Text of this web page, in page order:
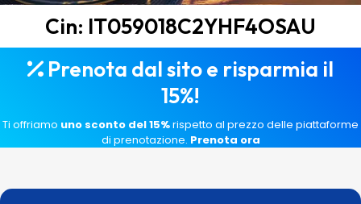
Cin: IT059018C2YHF4OSAU
Prenota dal sito e risparmia il
15%!
Ti offriamo uno sconto del 15%rispetto al prezzo delle piattaforme
di prenotazione. Prenota ora